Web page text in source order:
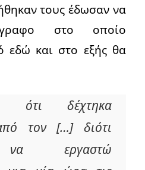
τους έδωσαν να
στο οποίο
εδώ και στο εξής θα
ότι δέχτηκα
τον […] διότι
να εργαστώ